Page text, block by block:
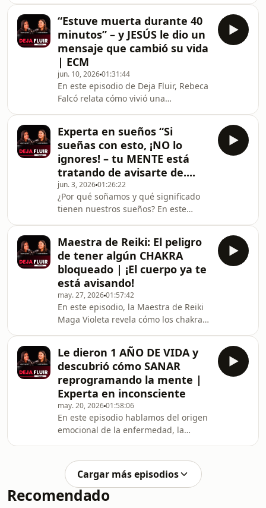
ayuno puede convertirse en una de
las herramientas más poderosas para
rejuvenecer, desinflamar el cuerpo y
activar la regeneración
celular.Hablamos de cómo el ayuno,
ayuda al organismo a entrar en un
proceso natural de limpieza,
reparación y autofagia. Lidia
“Estuve muerta durante 40
minutos” – y JESÚS le dio un
mensaje que cambió su vida
| ECM
jun. 10, 202601:31:44
En este episodio de Deja Fluir, Rebeca
Falcó relata cómo vivió una
cardiopulmonar y permanecer 40
minutos sin oxígeno.Durante su viaje
al más allá, llegó a un lugar lleno de
luz y amor, se reencontró con su
padre fallecido y recibió de Jesús un
mensaje que transformó por
completo su forma de entender la
vida y el sufrimiento.A partir de
Experta en sueños “Si
sueñas con esto, ¡NO lo
ignores! – tu MENTE está
tratando de avisarte de....
jun. 3, 202601:26:22
¿Por qué soñamos y qué significado
tienen nuestros sueños? En este
sueños Rosa Domingo explica cómo
interpretar los sueños más comunes y
comprender los mensajes de nuestro
inconsciente.¿Alguna vez has soñado
con agua, con la muerte, con volar,
con arañas o incluso con una
expareja? Rosa Domingo analiza por
qué aparecen determina
Maestra de Reiki: El peligro
de tener algún CHAKRA
bloqueado | ¡El cuerpo ya te
está avisando!
may. 27, 202601:57:42
En este episodio, la Maestra de Reiki
Maga Violeta revela cómo los chakras
en el cuerpo físico.y cómo antes de
que aparezca un síntoma, hay
emociones que han estado
bloqueadas durante mucho tiempo
en el cuerpo mental, emocional y
energético.Maga Violeta explica cómo
emociones de baja vibración como la
ira, el miedo, la culpa, la vergüenza o
el enfado afectan a nues
Le dieron 1 AÑO DE VIDA y
descubrió cómo SANAR
reprogramando la mente |
Experta en inconsciente
may. 20, 202601:58:06
En este episodio hablamos del origen
emocional de la enfermedad, la
limitantes que pueden afectar al
cuerpo, la mente y el alma.Ana Colón
Casadellà nos revela cómo los
traumas heredados, las emociones
Cargar más episodios
Recomendado